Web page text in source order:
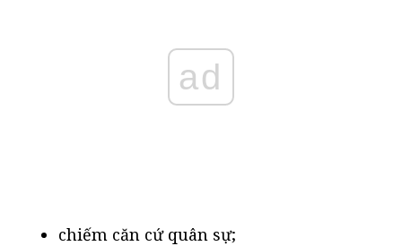
ad
chiếm căn cứ quân sự;